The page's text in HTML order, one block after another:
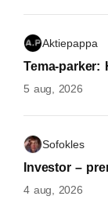
Aktiepappa
Tema-parker:
5 aug, 2026
Sofokles
Investor –
4 aug, 2026